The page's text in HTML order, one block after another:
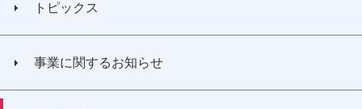
トピックス
事業に関するお知らせ